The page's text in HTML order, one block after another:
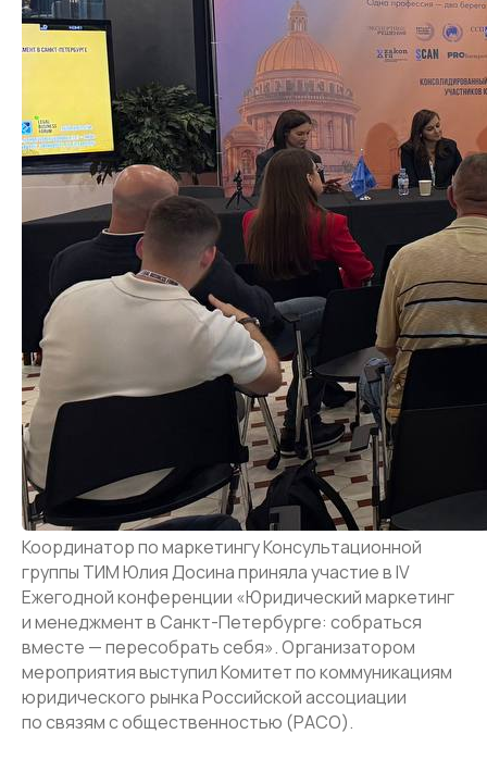
Координатор по маркетингу Консультационной
группы ТИМ Юлия Досина приняла участие в IV
Ежегодной конференции «Юридический маркетинг
и менеджмент в Санкт-Петербурге: собраться
вместе — пересобрать себя». Организатором
мероприятия выступил Комитет по коммуникациям
юридического рынка Российской ассоциации
по связям с общественностью (РАСО).